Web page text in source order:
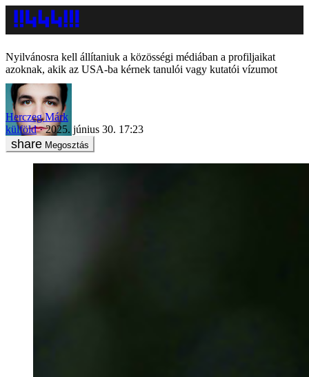
Nyilvánosra kell állítaniuk a közösségi médiában a profiljaikat
azoknak, akik az USA-ba kérnek tanulói vagy kutatói vízumot
Herczeg Márk
külföld
2025. június 30. 17:23
Megosztás